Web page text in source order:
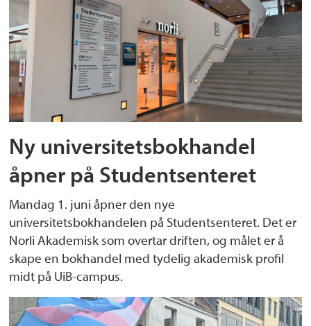
Ny universitetsbokhandel
åpner på Studentsenteret
Mandag 1. juni åpner den nye
universitetsbokhandelen på Studentsenteret. Det er
Norli Akademisk som overtar driften, og målet er å
skape en bokhandel med tydelig akademisk profil
midt på UiB-campus.